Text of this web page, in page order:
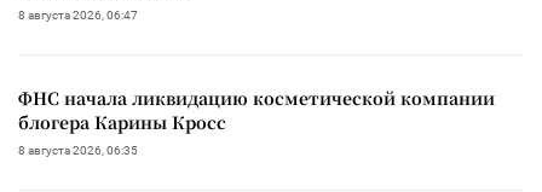
8 августа 2026, 06:47
ФНС начала ликвидацию косметической компании
блогера Карины Кросс
8 августа 2026, 06:35